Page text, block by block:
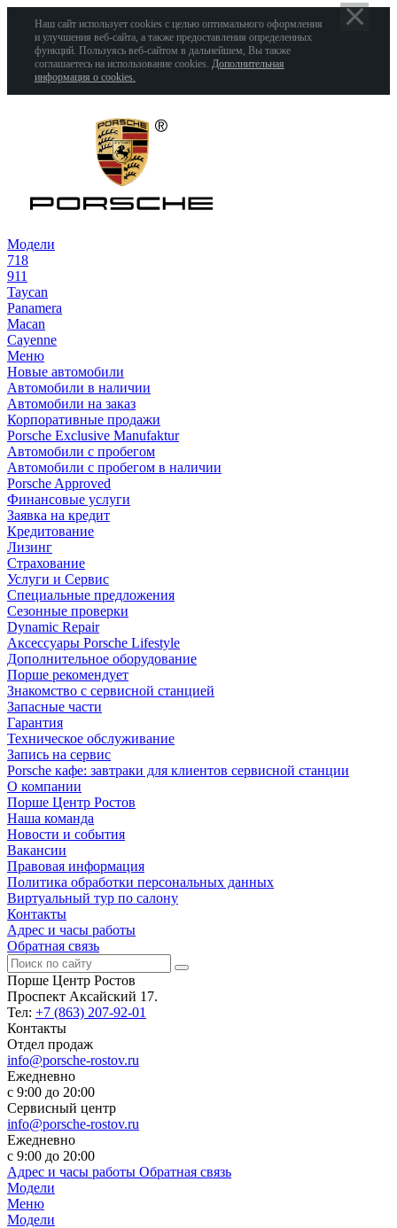
Наш сайт использует cookies с целью оптимального оформления
и улучшения веб-сайта, а также предоставления определенных
функций. Пользуясь веб-сайтом в дальнейшем, Вы также
соглашаетесь на использование cookies. Дополнительная
информация о cookies.
Модели
718
911
Taycan
Panamera
Macan
Cayenne
Меню
Новые автомобили
Автомобили в наличии
Автомобили на заказ
Корпоративные продажи
Porsche Exclusive Manufaktur
Автомобили с пробегом
Автомобили с пробегом в наличии
Porsche Approved
Финансовые услуги
Заявка на кредит
Кредитование
Лизинг
Страхование
Услуги и Сервис
Специальные предложения
Сезонные проверки
Dynamic Repair
Аксессуары Porsche Lifestyle
Дополнительное оборудование
Порше рекомендует
Знакомство с сервисной станцией
Запасные части
Гарантия
Техническое обслуживание
Запись на сервис
Porsche кафе: завтраки для клиентов сервисной станции
О компании
Порше Центр Ростов
Наша команда
Новости и события
Вакансии
Правовая информация
Политика обработки персональных данных
Виртуальный тур по салону
Контакты
Адрес и часы работы
Обратная связь
Порше Центр Ростов
Проспект Аксайский 17.
Тел: +7 (863) 207-92-01
Контакты
Отдел продаж
info@porsche-rostov.ru
Ежедневно
с 9:00 до 20:00
Сервисный центр
info@porsche-rostov.ru
Ежедневно
с 9:00 до 20:00
Адрес и часы работы Обратная связь
Модели
Меню
Модели